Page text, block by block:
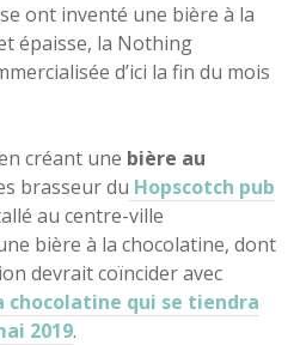
ont inventé une bière à la
épaisse, la Nothing
d’ici la fin du mois
créant une bière au
brasseur du Hopscotch pub
au centre-ville
bière à la chocolatine, dont
devrait coïncider avec
chocolatine qui se tiendra
2019.